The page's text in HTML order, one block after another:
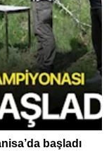
başladı